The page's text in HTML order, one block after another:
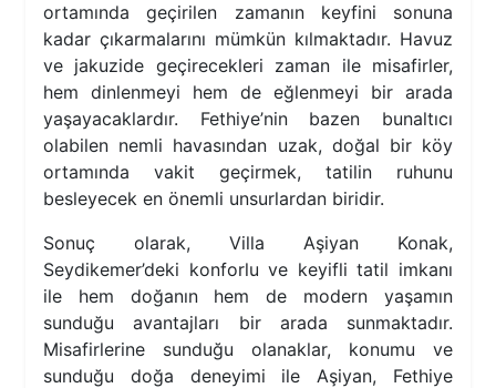
ortamında geçirilen zamanın keyfini sonuna
kadar çıkarmalarını mümkün kılmaktadır. Havuz
ve jakuzide geçirecekleri zaman ile misafirler,
hem dinlenmeyi hem de eğlenmeyi bir arada
yaşayacaklardır. Fethiye’nin bazen bunaltıcı
olabilen nemli havasından uzak, doğal bir köy
ortamında vakit geçirmek, tatilin ruhunu
besleyecek en önemli unsurlardan biridir.
Sonuç olarak, Villa Aşiyan Konak,
Seydikemer’deki konforlu ve keyifli tatil imkanı
ile hem doğanın hem de modern yaşamın
sunduğu avantajları bir arada sunmaktadır.
Misafirlerine sunduğu olanaklar, konumu ve
sunduğu doğa deneyimi ile Aşiyan, Fethiye